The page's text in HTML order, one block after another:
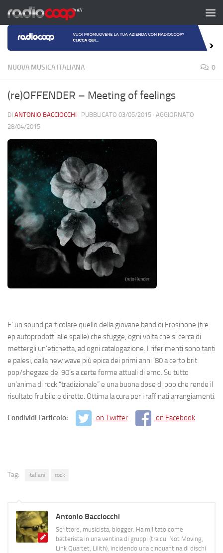
Salta al contenuto
NUOVA MUSICA ITALIANA 0
(re)OFFENDER – Meeting of feelings
DI ANTONIO BACCIOCCHI · PUBBLICATO 03/05/2015 · AGGIORNATO
28/04/2015
E’ un sound particolare quello della giovane band di Frosinone (tre
ep autoprodotti alle spalle) che sfugge, ogni volta che si cerca di
mettergli un’etichetta, ad ogni catalogazione. I riferimenti sono tanti
e palesi, dalla new wave più epica dei primi anni ’80 a certo brit
pop/shegaze dei 90’s a certe forme attuali di emo. Su tutto
un’anima di rock “tradizionale” e una buona dose di pop che rende il
risultato fruibile e diretto. Ottima la cura per i raffinati arrangiamenti.
Condividi l'articolo: on Twitter on Facebook
Tag: italiani rock
Antonio Bacciocchi
Scrittore, musicista, blogger. Ha militato come
batterista in una ventina di gruppi (tra cui Not Moving,
Link Quartet, Lilith), incidendo una cinquantina di dischi